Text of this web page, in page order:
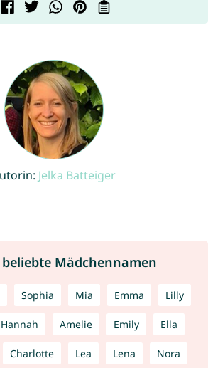
Jelka Batteiger
Mädchennamen
Sophia Mia Emma Lilly
Hannah Amelie Emily Ella
Charlotte Lea Lena Nora